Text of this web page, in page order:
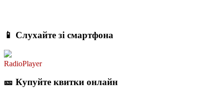
📱 Слухайте зі смартфона
RadioPlayer
🎫 Купуйте квитки онлайн